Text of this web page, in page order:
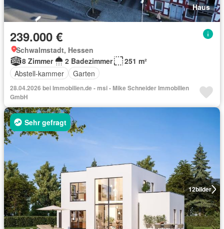
Haus
239.000 €
Schwalmstadt, Hessen
8 Zimmer
2 Badezimmer
251 m²
Abstell-kammer
Garten
28.04.2026 bei Immobilien.de - msi - Mike Schneider Immobilien
GmbH
12bilder
Sehr gefragt